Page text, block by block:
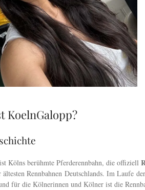
KoelnGalopp?
Kölns berühmte Pferderennbahn, die offiziell
Rennbahnen Deutschlands. Im Laufe
für die Kölnerinnen und Kölner ist die